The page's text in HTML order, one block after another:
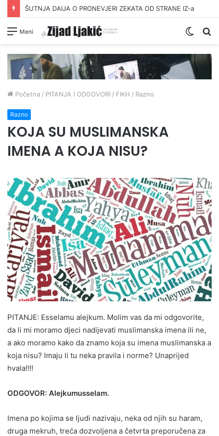
ŠUTNJA DAIJA O PRONEVJERI ZEKATA OD STRANE IZ-a
Meni
Switch
Početna / PITANJA I ODGOVORI / FIKH / Razno
Razno
KOJA SU MUSLIMANSKA
IMENA A KOJA NISU?
PITANJE: Esselamu alejkum. Molim vas da mi odgovorite,
da li mi moramo djeci nadijevati muslimanska imena ili ne,
a ako moramo kako da znamo koja su imena muslimanska a
koja nisu? Imaju li tu neka pravila i norme? Unaprijed
hvala!!!!
ODGOVOR: Alejkumusselam.
Imena po kojima se ljudi nazivaju, neka od njih su haram,
druga mekruh, treća dozvoljena a četvrta preporučena za